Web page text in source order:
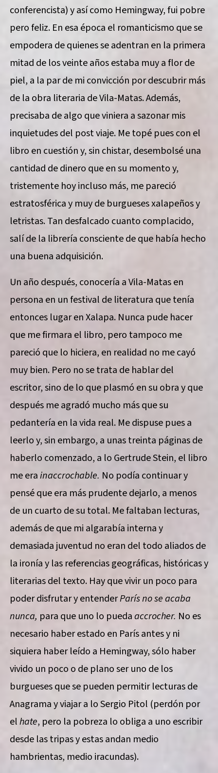
conferencista) y así como Hemingway, fui pobre
pero feliz. En esa época el romanticismo que se
empodera de quienes se adentran en la primera
mitad de los veinte años estaba muy a flor de
piel, a la par de mi convicción por descubrir más
de la obra literaria de Vila-Matas. Además,
precisaba de algo que viniera a sazonar mis
inquietudes del post viaje. Me topé pues con el
libro en cuestión y, sin chistar, desembolsé una
cantidad de dinero que en su momento y,
tristemente hoy incluso más, me pareció
estratosférica y muy de burgueses xalapeños y
letristas. Tan desfalcado cuanto complacido,
salí de la librería consciente de que había hecho
una buena adquisición.
Un año después, conocería a Vila-Matas en
persona en un festival de literatura que tenía
entonces lugar en Xalapa. Nunca pude hacer
que me firmara el libro, pero tampoco me
pareció que lo hiciera, en realidad no me cayó
muy bien. Pero no se trata de hablar del
escritor, sino de lo que plasmó en su obra y que
después me agradó mucho más que su
pedantería en la vida real. Me dispuse pues a
leerlo y, sin embargo, a unas treinta páginas de
haberlo comenzado, a lo Gertrude Stein, el libro
me erainaccrochable. No podía continuar y
pensé que era más prudente dejarlo, a menos
de un cuarto de su total. Me faltaban lecturas,
además de que mi algarabía interna y
demasiada juventud no eran del todo aliados de
la ironía y las referencias geográficas, históricas y
literarias del texto. Hay que vivir un poco para
poder disfrutar y entenderParís no se acaba
nunca, para que uno lo puedaaccrocher. No es
necesario haber estado en París antes y ni
siquiera haber leído a Hemingway, sólo haber
vivido un poco o de plano ser uno de los
burgueses que se pueden permitir lecturas de
Anagrama y viajar a lo Sergio Pitol (perdón por
elhate, pero la pobreza lo obliga a uno escribir
desde las tripas y estas andan medio
hambrientas, medio iracundas).